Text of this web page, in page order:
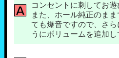
コンセントに刺してお遊
また、ホール純正のま
ても爆音ですので、さ
うにボリュームを追加し